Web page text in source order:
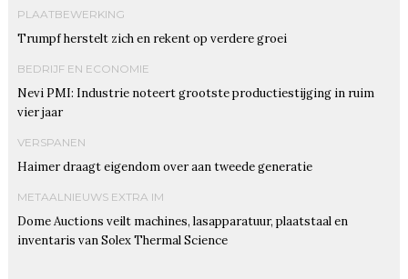
PLAATBEWERKING
Trumpf herstelt zich en rekent op verdere groei
BEDRIJF EN ECONOMIE
Nevi PMI: Industrie noteert grootste productiestijging in ruim
vier jaar
VERSPANEN
Haimer draagt eigendom over aan tweede generatie
METAALNIEUWS EXTRA IM
Dome Auctions veilt machines, lasapparatuur, plaatstaal en
inventaris van Solex Thermal Science